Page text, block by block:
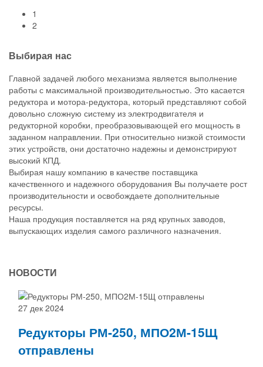
1
2
Выбирая нас
Главной задачей любого механизма является выполнение
работы с максимальной производительностью. Это касается
редуктора и мотора-редуктора, который представляют собой
довольно сложную систему из электродвигателя и
редукторной коробки, преобразовывающей его мощность в
заданном направлении. При относительно низкой стоимости
этих устройств, они достаточно надежны и демонстрируют
высокий КПД.
Выбирая нашу компанию в качестве поставщика
качественного и надежного оборудования Вы получаете рост
производительности и освобождаете дополнительные
ресурсы.
Наша продукция поставляется на ряд крупных заводов,
выпускающих изделия самого различного назначения.
НОВОСТИ
27 дек 2024
Редукторы РМ-250, МПО2М-15Щ
отправлены